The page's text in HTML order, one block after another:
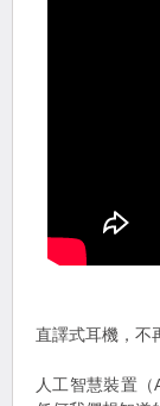
直譯式耳機，不
人工智慧裝置